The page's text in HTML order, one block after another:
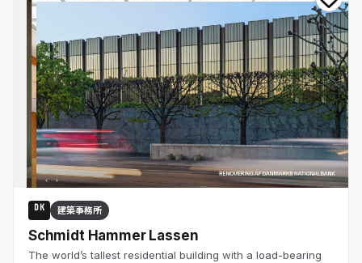
DK 建築事務所
Schmidt Hammer Lassen
The world’s tallest residential building with a load-bearing